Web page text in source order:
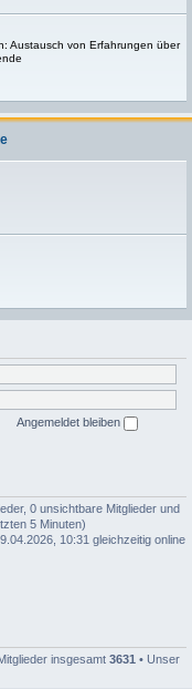
Austausch von Erfahrungen über
Angemeldet bleiben
0 unsichtbare Mitglieder und
5 Minuten)
10:31 gleichzeitig online
insgesamt 3631 • Unser